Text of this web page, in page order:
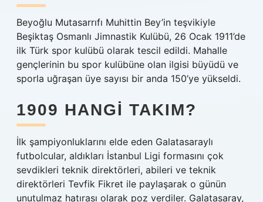
Beyoğlu Mutasarrıfı Muhittin Bey’in teşvikiyle
Beşiktaş Osmanlı Jimnastik Kulübü, 26 Ocak 1911’de
ilk Türk spor kulübü olarak tescil edildi. Mahalle
gençlerinin bu spor kulübüne olan ilgisi büyüdü ve
sporla uğraşan üye sayısı bir anda 150’ye yükseldi.
1909 HANGI TAKIM?
İlk şampiyonluklarını elde eden Galatasaraylı
futbolcular, aldıkları İstanbul Ligi formasını çok
sevdikleri teknik direktörleri, abileri ve teknik
direktörleri Tevfik Fikret ile paylaşarak o günün
unutulmaz hatırası olarak poz verdiler. Galatasaray,